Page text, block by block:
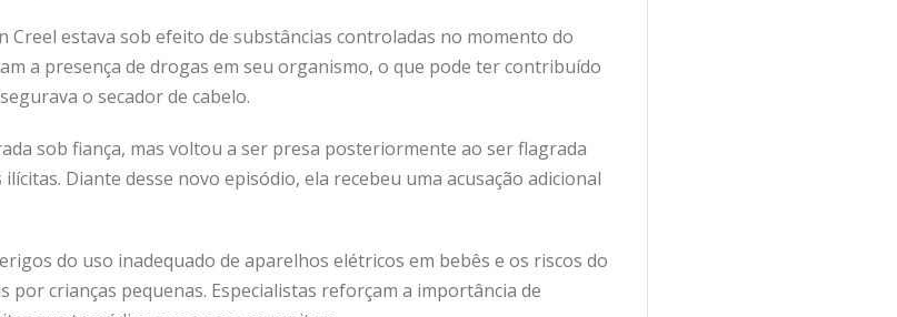
Creel estava sob efeito de substâncias controladas no momento do
a presença de drogas em seu organismo, o que pode ter contribuído
o secador de cabelo.
sob fiança, mas voltou a ser presa posteriormente ao ser flagrada
Diante desse novo episódio, ela recebeu uma acusação adicional
do uso inadequado de aparelhos elétricos em bebês e os riscos do
crianças pequenas. Especialistas reforçam a importância de